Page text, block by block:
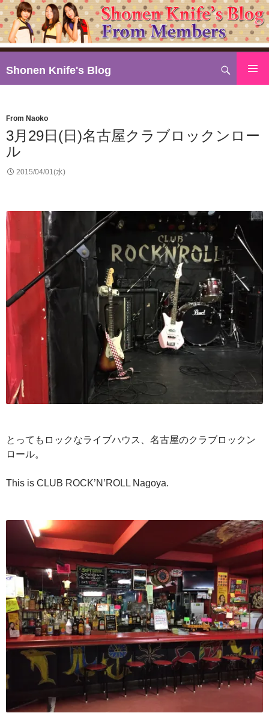
Shonen Knife's Blog
索
ン
ツ
へ
ス
プ
From Naoko
3月29日(日)名古屋クラブロックンロー
ル
2015/04/01(水)
とってもロックなライブハウス、名古屋のクラブロックン
ロール。
This is CLUB ROCK’N’ROLL Nagoya.